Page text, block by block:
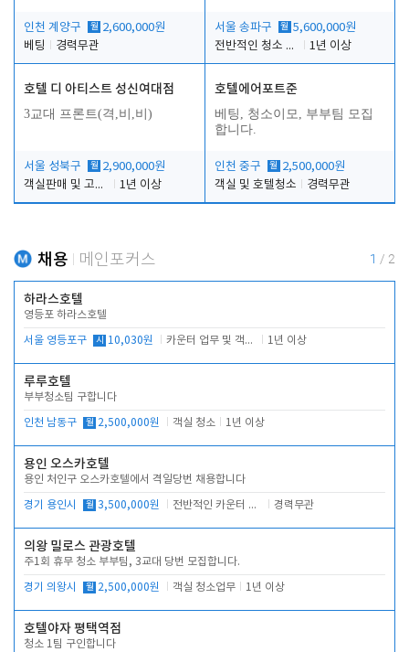
인천 계양구 월 2,600,000원
베팅
경력무관
서울 송파구 월 5,600,000원
전반적인 청소 업무(객실청소.객실정리)
1년 이상
호텔 디 아티스트 성신여대점
3교대 프론트(격,비,비)
서울 성북구 월 2,900,000원
객실판매 및 고객응대
1년 이상
호텔에어포트준
베팅, 청소이모, 부부팀 모집
합니다.
인천 중구 월 2,500,000원
객실 및 호텔청소
경력무관
채용 메인포커스 1 / 2
하라스호텔
영등포 하라스호텔
서울 영등포구 시 10,030원 카운터 업무 및 객실관리(청소상태 확인, 객실판매) 1년 이상
루루호텔
부부청소팀 구합니다
인천 남동구 월 2,500,000원 객실 청소 1년 이상
용인 오스카호텔
용인 처인구 오스카호텔에서 격일당번 채용합니다
경기 용인시 월 3,500,000원 전반적인 카운터 업무 경력무관
의왕 밀로스 관광호텔
주1회 휴무 청소 부부팀, 3교대 당번 모집합니다.
경기 의왕시 월 2,500,000원 객실 청소업무 1년 이상
호텔야자 평택역점
청소 1팀 구인합니다